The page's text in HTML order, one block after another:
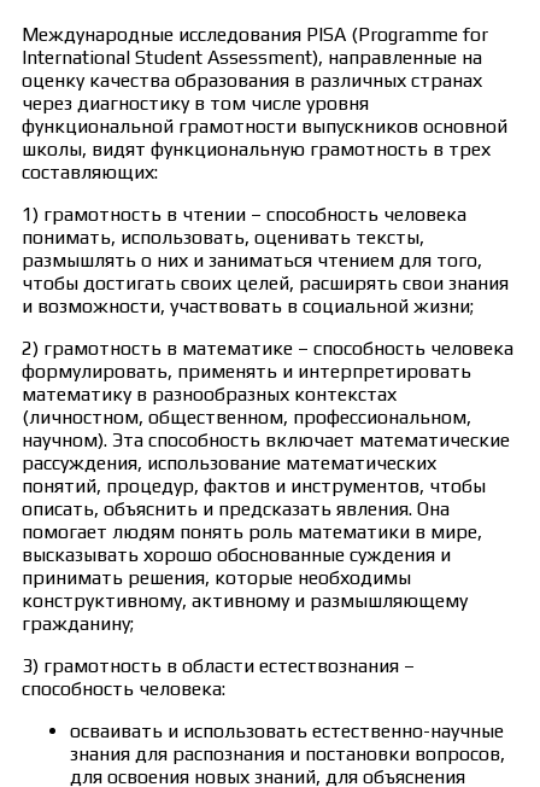
Международные исследования PISA (Programme for
International Student Assessment), направленные на
оценку качества образования в различных странах
через диагностику в том числе уровня
функциональной грамотности выпускников основной
школы, видят функциональную грамотность в трех
составляющих:
1) грамотность в чтении – способность человека
понимать, использовать, оценивать тексты,
размышлять о них и заниматься чтением для того,
чтобы достигать своих целей, расширять свои знания
и возможности, участвовать в социальной жизни;
2) грамотность в математике – способность человека
формулировать, применять и интерпретировать
математику в разнообразных контекстах
(личностном, общественном, профессиональном,
научном). Эта способность включает математические
рассуждения, использование математических
понятий, процедур, фактов и инструментов, чтобы
описать, объяснить и предсказать явления. Она
помогает людям понять роль математики в мире,
высказывать хорошо обоснованные суждения и
принимать решения, которые необходимы
конструктивному, активному и размышляющему
гражданину;
3) грамотность в области естествознания –
способность человека:
осваивать и использовать естественно-научные
знания для распознания и постановки вопросов,
для освоения новых знаний, для объяснения